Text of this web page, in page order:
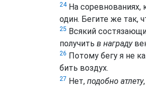
24На соревнованиях,
один. Бегите же так,
25 Всякий
получить в награду
26 Потому бегу я не
бить воздух.
27 Нет, подобно атлету